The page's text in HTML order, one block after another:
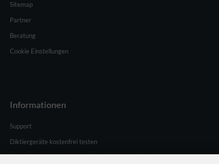
Sitemap
Partner
Beratung
Cookie Einstellungen
Informationen
Support
Diktiergeräte kostenfrei testen